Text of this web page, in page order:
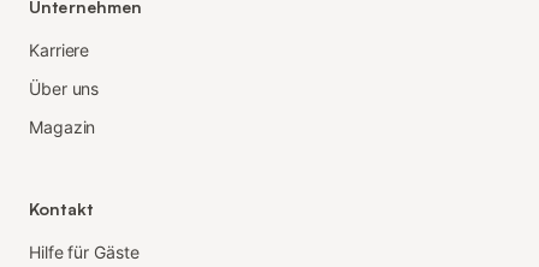
Unternehmen
Karriere
Über uns
Magazin
Kontakt
Hilfe für Gäste